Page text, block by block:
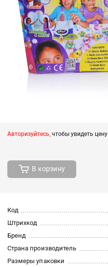
Авторизуйтесь, чтобы увидеть цену
В корзину
Код
Штрихкод
Бренд
Страна производитель
Размеры упаковки